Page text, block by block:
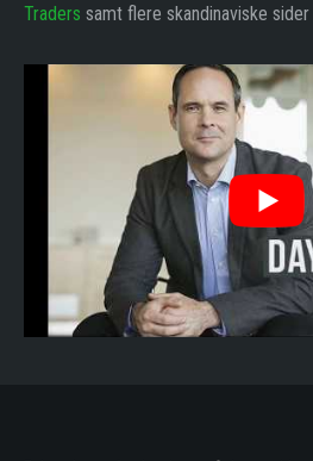
Traders samt flere skandinaviske sider